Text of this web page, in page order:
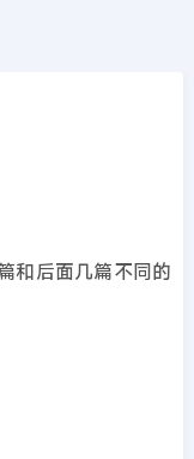
和后面几篇不同的